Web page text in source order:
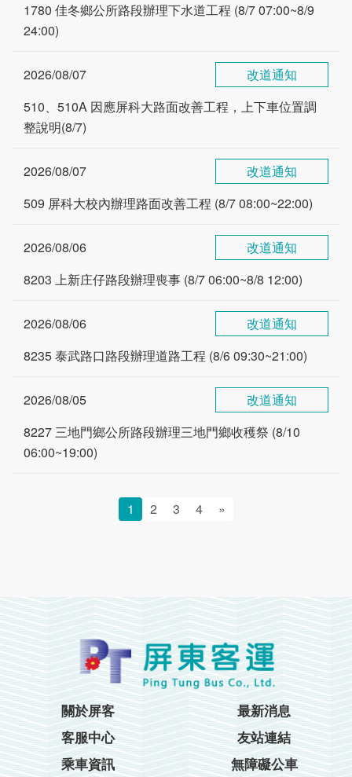
1780 佳冬鄉公所路段辦理下水道工程 (8/7 07:00~8/9
24:00)
2026/08/07
改道通知
510、510A 因應屏科大路面改善工程，上下車位置調
整說明(8/7)
2026/08/07
改道通知
509 屏科大校內辦理路面改善工程 (8/7 08:00~22:00)
2026/08/06
改道通知
8203 上新庄仔路段辦理喪事 (8/7 06:00~8/8 12:00)
2026/08/06
改道通知
8235 泰武路口路段辦理道路工程 (8/6 09:30~21:00)
2026/08/05
改道通知
8227 三地門鄉公所路段辦理三地門鄉收穫祭 (8/10
06:00~19:00)
1 2 3 4 »
關於屏客
最新消息
客服中心
友站連結
乘車資訊
無障礙公車